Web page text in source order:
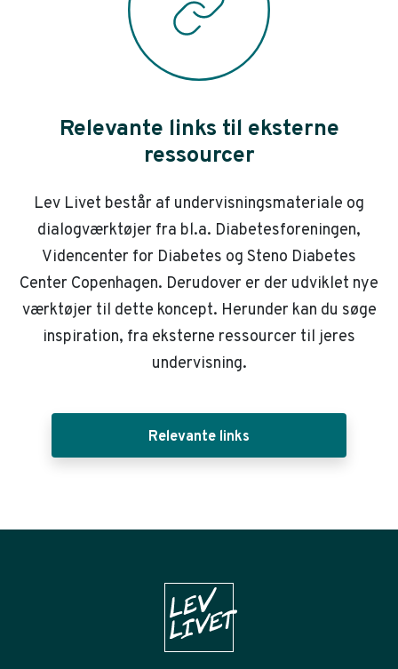
Relevante links til eksterne
ressourcer
Lev Livet består af undervisningsmateriale og
dialogværktøjer fra bl.a. Diabetesforeningen,
Videncenter for Diabetes og Steno Diabetes
Center Copenhagen. Derudover er der udviklet nye
værktøjer til dette koncept. Herunder kan du søge
inspiration, fra eksterne ressourcer til jeres
undervisning.
Relevante links